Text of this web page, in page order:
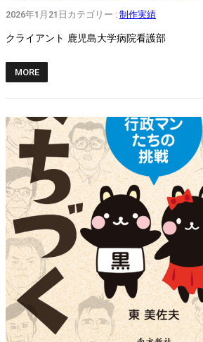
2026年1月21日 カテゴリー : 制作実績
クライアント 鹿児島大学病院看護部
MORE